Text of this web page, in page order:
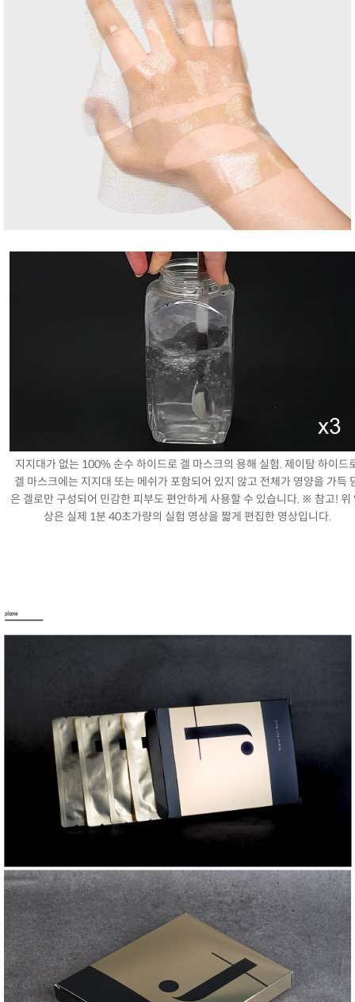
지지대가 없는 100% 순수 하이드로 겔 마스크의 용해 실험. 제이탐 하이드
겔 마스크에는 지지대 또는 메쉬가 포함되어 있지 않고 전체가 영양을 가득
은 겔로만 구성되어 민감한 피부도 편안하게 사용할 수 있습니다. ※ 참고! 위
상은 실제 1분 40초가량의 실험 영상을 짧게 편집한 영상입니다.